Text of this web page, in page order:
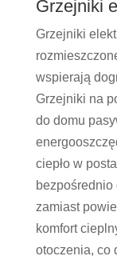
Grzejniki
Grzejniki
wspierają
Grzejniki na
do domu
ciepło w
bezpośrednio
zamiast
komfort
otoczenia, co